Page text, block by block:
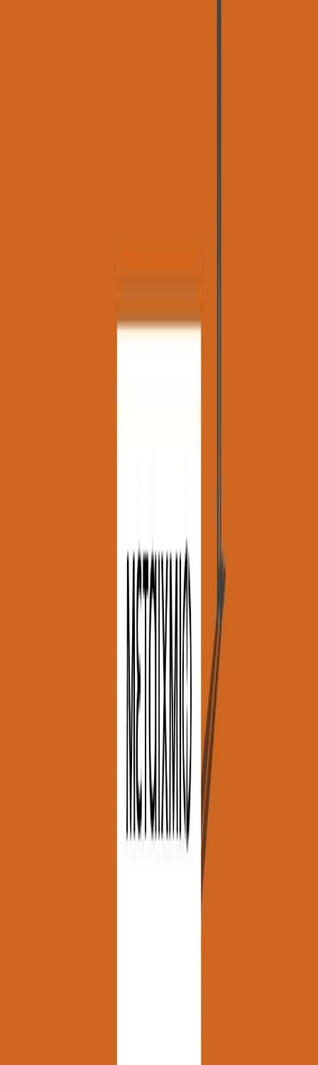
Δώρο για κάποιον ξεχωριστό
Χάρισε απεριόριστες ακροάσεις βιβλίων στους αγαπημένους σου.
Αγόρασε online και στείλε ψηφιακά τη δωροκάρτα.